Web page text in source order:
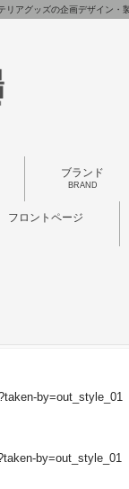
アグッズの企画デザイン・
ブランド
BRAND
フロントページ
by=out_style_01
by=out_style_01